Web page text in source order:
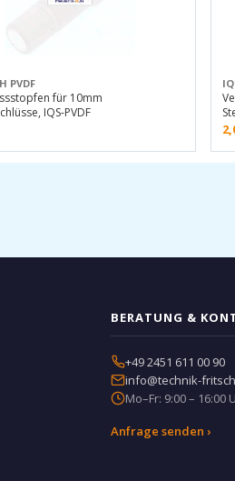
PVDF
für 10mm
IQS-PVDF
BERATUNG &
+49 2451 611 00 90
info@technik-
Mo–Fr: 9:00 – 16:00
Anfrage senden ›